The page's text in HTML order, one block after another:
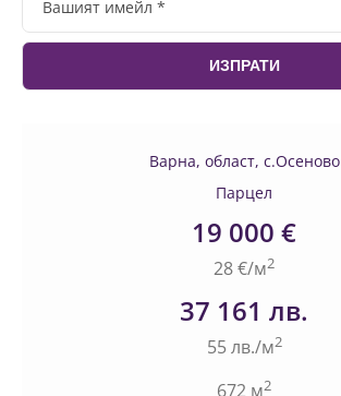
Варна, област, с.Осеново
Парцел
19 000 €
28 €/м2
37 161 лв.
55 лв./м2
672 м2